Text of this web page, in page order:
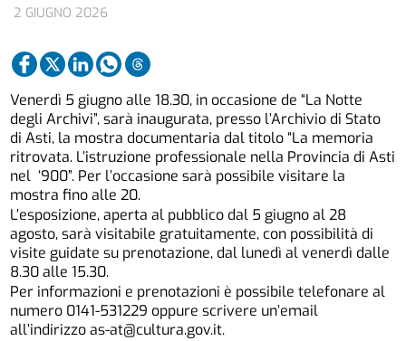
2 GIUGNO 2026
Venerdì 5 giugno alle 18.30, in occasione de “La Notte
degli Archivi”, sarà inaugurata, presso l’Archivio di Stato
di Asti, la mostra documentaria dal titolo “La memoria
ritrovata. L’istruzione professionale nella Provincia di Asti
nel ‘900”. Per l’occasione sarà possibile visitare la
mostra fino alle 20.
L’esposizione, aperta al pubblico dal 5 giugno al 28
agosto, sarà visitabile gratuitamente, con possibilità di
visite guidate su prenotazione, dal lunedì al venerdì dalle
8.30 alle 15.30.
Per informazioni e prenotazioni è possibile telefonare al
numero 0141-531229 oppure scrivere un’email
all’indirizzo as-at@cultura.gov.it.